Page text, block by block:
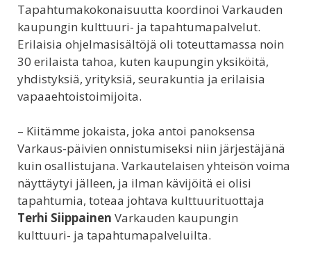
Tapahtumakokonaisuutta koordinoi Varkauden
kaupungin kulttuuri- ja tapahtumapalvelut.
Erilaisia ohjelmasisältöjä oli toteuttamassa noin
30 erilaista tahoa, kuten kaupungin yksiköitä,
yhdistyksiä, yrityksiä, seurakuntia ja erilaisia
vapaaehtoistoimijoita.
– Kiitämme jokaista, joka antoi panoksensa
Varkaus-päivien onnistumiseksi niin järjestäjänä
kuin osallistujana. Varkautelaisen yhteisön voima
näyttäytyi jälleen, ja ilman kävijöitä ei olisi
tapahtumia, toteaa johtava kulttuurituottaja
Terhi Siippainen Varkauden kaupungin
kulttuuri- ja tapahtumapalveluilta.